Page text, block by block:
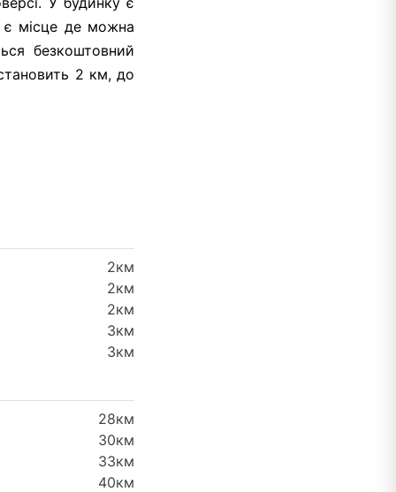
є місце де можна
безкоштовний
2 км, до
2км
2км
2км
3км
3км
28км
30км
33км
40км